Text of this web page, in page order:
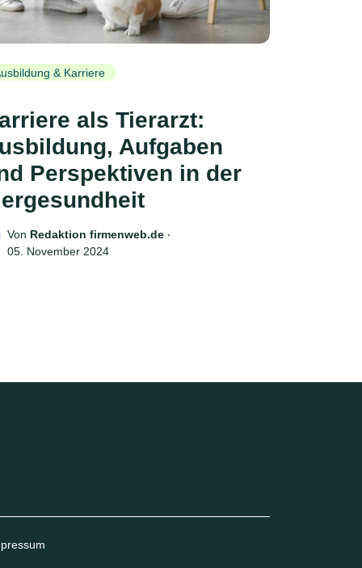
& Karriere
als Tierarzt:
Aufgaben
Perspektiven in der
Von Redaktion firmenweb.de ‧
05. November 2024